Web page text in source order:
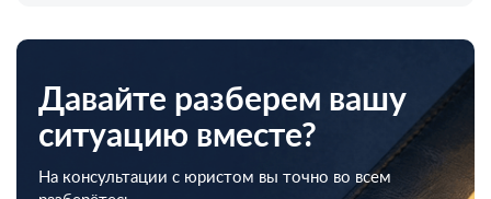
Давайте разберем вашу
ситуацию вместе?
На консультации с юристом вы точно во всем